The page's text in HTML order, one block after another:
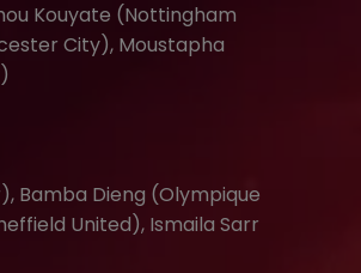
Kouyate (Nottingham
City), Moustapha
Bamba Dieng (Olympique
United), Ismaila Sarr